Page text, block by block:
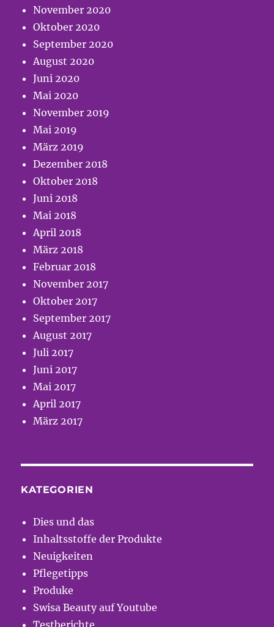
November 2020
Oktober 2020
September 2020
August 2020
Juni 2020
Mai 2020
November 2019
Mai 2019
März 2019
Dezember 2018
Oktober 2018
Juni 2018
Mai 2018
April 2018
März 2018
Februar 2018
November 2017
Oktober 2017
September 2017
August 2017
Juli 2017
Juni 2017
Mai 2017
April 2017
März 2017
KATEGORIEN
Dies und das
Inhaltsstoffe der Produkte
Neuigkeiten
Pflegetipps
Produke
Swisa Beauty auf Youtube
Testberichte